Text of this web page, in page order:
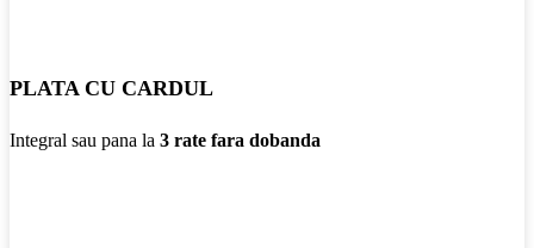
PLATA CU CARDUL
Integral sau pana la 3 rate fara dobanda